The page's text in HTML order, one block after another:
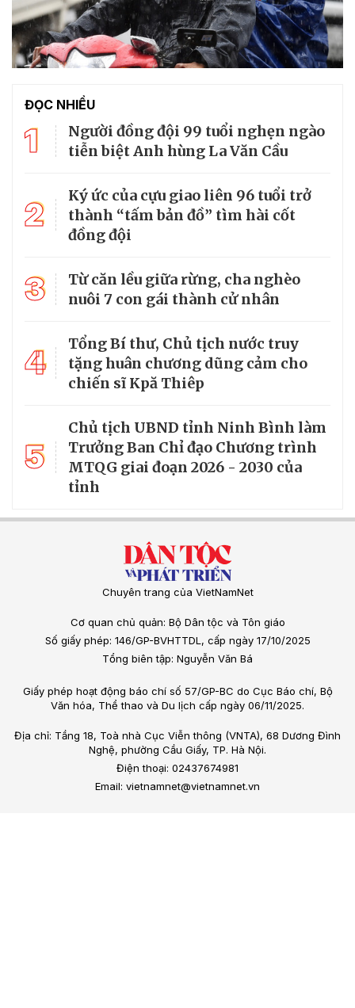
ĐỌC NHIỀU
1
Người đồng đội 99 tuổi nghẹn ngào
tiễn biệt Anh hùng La Văn Cầu
2
Ký ức của cựu giao liên 96 tuổi trở
thành “tấm bản đồ” tìm hài cốt
đồng đội
3
Từ căn lều giữa rừng, cha nghèo
nuôi 7 con gái thành cử nhân
4
Tổng Bí thư, Chủ tịch nước truy
tặng huân chương dũng cảm cho
chiến sĩ Kpă Thiêp
5
Chủ tịch UBND tỉnh Ninh Bình làm
Trưởng Ban Chỉ đạo Chương trình
MTQG giai đoạn 2026 - 2030 của
tỉnh
Chuyên trang của VietNamNet
Cơ quan chủ quản: Bộ Dân tộc và Tôn giáo
Số giấy phép: 146/GP-BVHTTDL, cấp ngày 17/10/2025
Tổng biên tập: Nguyễn Văn Bá
Giấy phép hoạt động báo chí số 57/GP-BC do Cục Báo chí, Bộ
Văn hóa, Thể thao và Du lịch cấp ngày 06/11/2025.
Địa chỉ: Tầng 18, Toà nhà Cục Viễn thông (VNTA), 68 Dương Đình
Nghệ, phường Cầu Giấy, TP. Hà Nội.
Điện thoại: 02437674981
Email: vietnamnet@vietnamnet.vn